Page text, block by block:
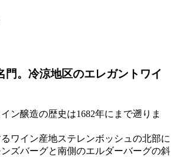
門。冷涼地区のエレガントワイ
ン醸造の歴史は1682年にまで遡りま
ワイン産地ステレンボッシュの北部に
ズバーグと南側のエルダーバーグの斜